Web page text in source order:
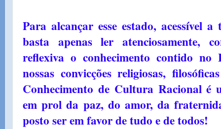
Para alcançar esse estado, acessível
basta apenas ler atenciosamente,
reflexiva o conhecimento contido no
nossas convicções religiosas,
Conhecimento de Cultura Racional é
em prol da paz, do amor, da
posto ser em favor de tudo e de todos!